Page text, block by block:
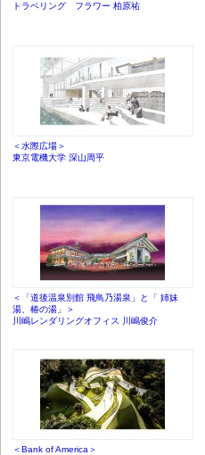
トラベリング フラワー 柏原祐
＜水際広場＞
東京電機大学 深山周平
＜「道後温泉別館 飛鳥乃湯泉」と「 姉妹
湯、椿の湯」＞
川嶋レンダリングオフィス 川嶋俊介
＜Bank of America＞